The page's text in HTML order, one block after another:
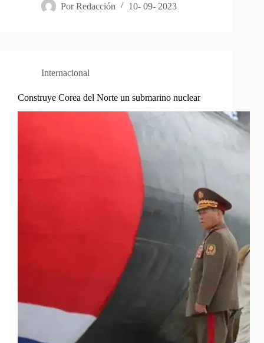
Por Redacción 10- 09- 2023
Internacional
Construye Corea del Norte un submarino nuclear